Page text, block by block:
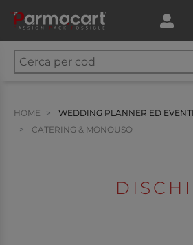
HOME
WEDDING PLANNER ED EVENTI
CATERING & MONOUSO
DISCHI